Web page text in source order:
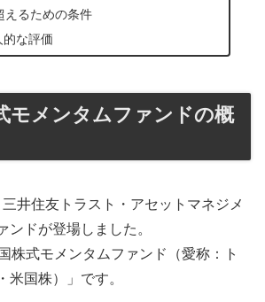
えるための条件
な評価
モメンタムファンドの概
井住友トラスト・アセットマネジメ
ンドが登場しました。
株式モメンタムファンド（愛称：ト
米国株）」です。